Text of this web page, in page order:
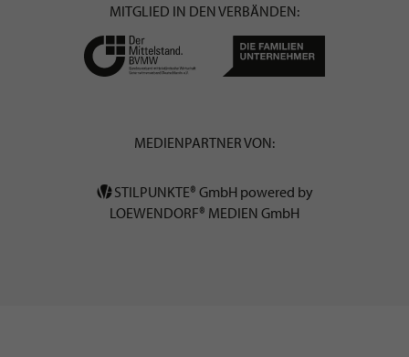
MITGLIED IN DEN VERBÄNDEN:
MEDIENPARTNER VON:
STILPUNKTE® GmbH powered by
LOEWENDORF® MEDIEN GmbH